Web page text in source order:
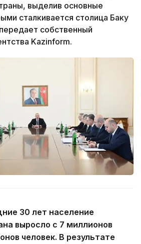
выделив основные
сталкивается столица Баку
собственный
Kazinform.
30 лет население
выросло с 7 миллионов
человек. В результате